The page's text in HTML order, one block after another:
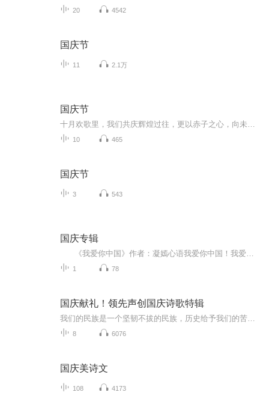
20 4542
国庆节
11 2.1万
国庆节
10 465
国庆节
3 543
国庆专辑
1 78
国庆献礼！领先声创国庆诗歌特辑
8 6076
国庆美诗文
108 4173